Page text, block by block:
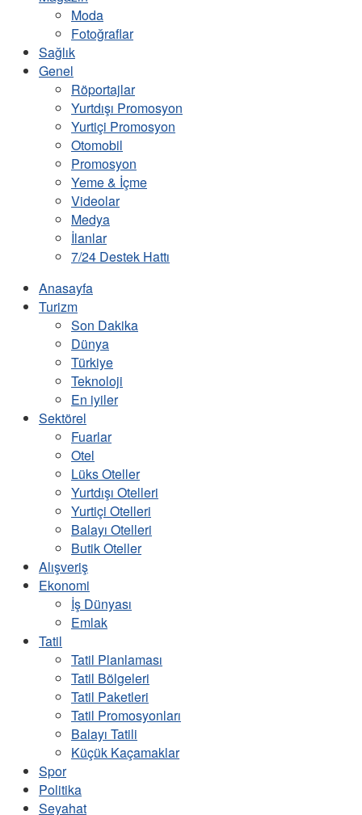
Moda
Fotoğraflar
Sağlık
Genel
Röportajlar
Yurtdışı Promosyon
Yurtiçi Promosyon
Otomobil
Promosyon
Yeme & İçme
Videolar
Medya
İlanlar
7/24 Destek Hattı
Anasayfa
Turizm
Son Dakika
Dünya
Türkiye
Teknoloji
En iyiler
Sektörel
Fuarlar
Otel
Lüks Oteller
Yurtdışı Otelleri
Yurtiçi Otelleri
Balayı Otelleri
Butik Oteller
Alışveriş
Ekonomi
İş Dünyası
Emlak
Tatil
Tatil Planlaması
Tatil Bölgeleri
Tatil Paketleri
Tatil Promosyonları
Balayı Tatili
Küçük Kaçamaklar
Spor
Politika
Seyahat